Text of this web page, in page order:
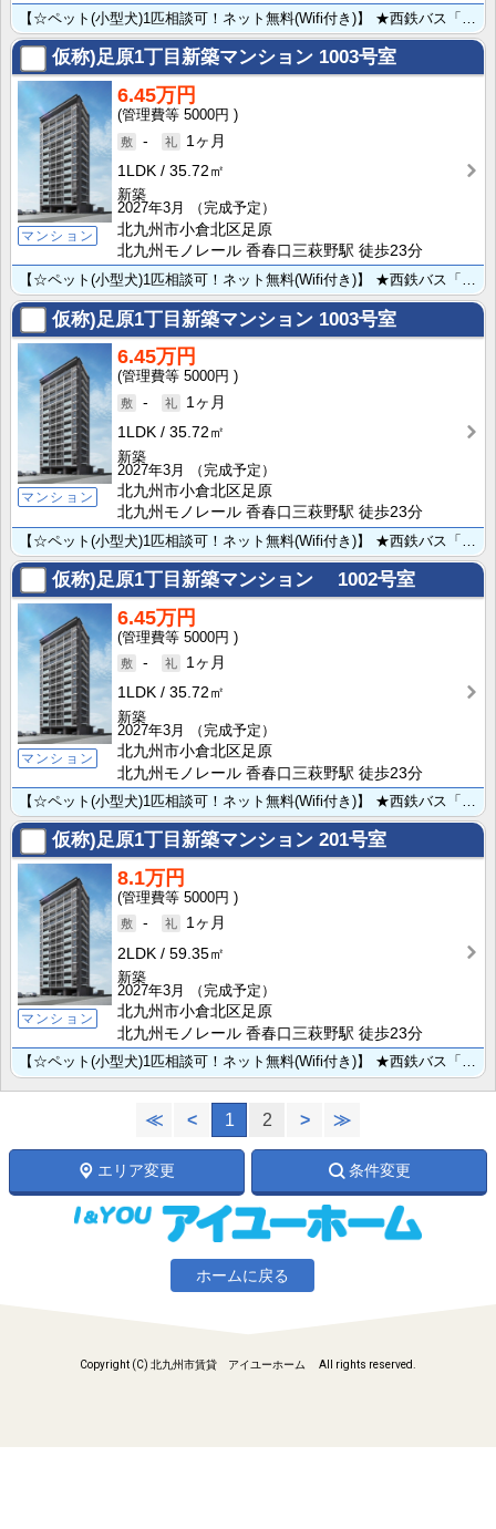
仮称)足原1丁目新築マンション 1003号室
マンション
6.45万円
5000円
-
1ヶ月
1LDK
35.72㎡
新築
2027年3月
（完成予定）
北九州市小倉北区足原
北九州モノレール 香春口三萩野駅 徒歩23分
仮称)足原1丁目新築マンション 1003号室
マンション
6.45万円
5000円
-
1ヶ月
1LDK
35.72㎡
新築
2027年3月
（完成予定）
北九州市小倉北区足原
北九州モノレール 香春口三萩野駅 徒歩23分
仮称)足原1丁目新築マンション 1002号室
マンション
6.45万円
5000円
-
1ヶ月
1LDK
35.72㎡
新築
2027年3月
（完成予定）
北九州市小倉北区足原
北九州モノレール 香春口三萩野駅 徒歩23分
【☆ペット(小型犬)1匹相談可！ネット無料(Wifi付き)】 ★西鉄バス「妙見通りバス停」まで徒歩2･･･
仮称)足原1丁目新築マンション 201号室
マンション
8.1万円
5000円
-
1ヶ月
2LDK
59.35㎡
新築
2027年3月
（完成予定）
北九州市小倉北区足原
北九州モノレール 香春口三萩野駅 徒歩23分
【☆ペット(小型犬)1匹相談可！ネット無料(Wifi付き)】 ★西鉄バス「妙見通りバス停」まで徒歩2･･･
≪ < 1 2 > ≫
エリア変更 条件変更
ホームに戻る
Copyright (C) 北九州市賃貸 アイユーホーム All rights reserved.